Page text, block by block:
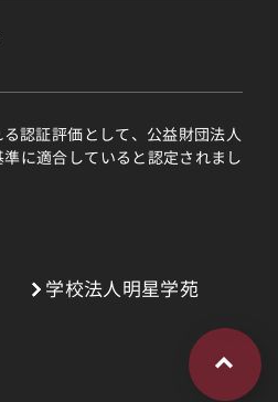
ページの先頭へ
認証評価として、公益財団法人
に適合していると認定されまし
学校法人明星学苑